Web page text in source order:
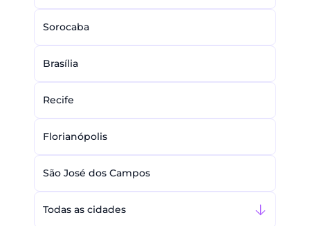
Sorocaba
Brasília
Recife
Florianópolis
São José dos Campos
Todas as cidades